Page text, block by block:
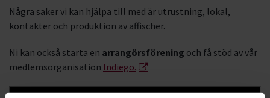
Några saker vi kan hjälpa till med är utrustning, lokal,
kontakter och produktion av affischer.
Ni kan också starta en arrangörsförening och få stöd av vår
medlemsorganisation Indiego.